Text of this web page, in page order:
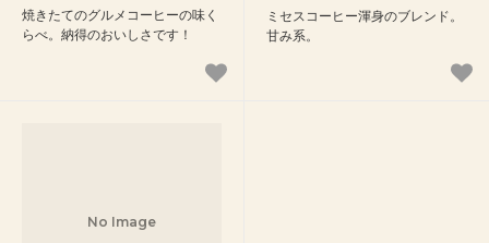
焼きたてのグルメコーヒーの味く
らべ。納得のおいしさです！
ミセスコーヒー渾身のブレンド。
甘み系。
No Image